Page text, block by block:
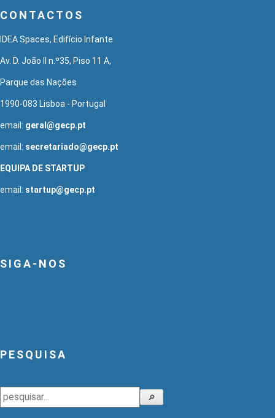
CONTACTOS
IDEA Spaces, Edifício Infante
Av. D. João II n.º35, Piso 11 A,
Parque das Nações
1990-083 Lisboa - Portugal
email: geral@gecp.pt
email: secretariado@gecp.pt
EQUIPA DE STARTUP
email: startup@gecp.pt
SIGA-NOS
PESQUISA
Pesquisar 🔎